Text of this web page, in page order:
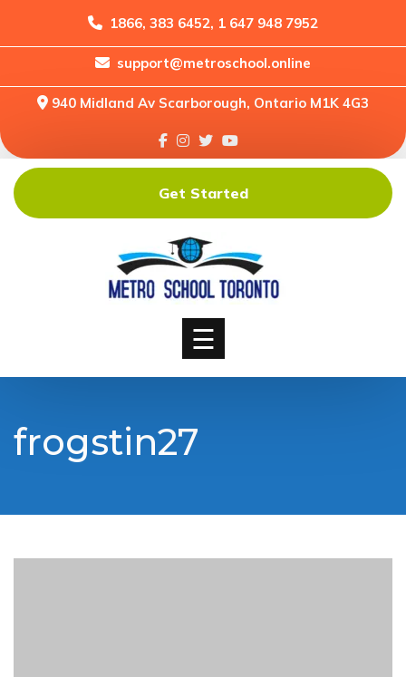
1866, 383 6452, 1 647 948 7952
support@metroschool.online
940 Midland Av Scarborough, Ontario M1K 4G3
Home
Forums
Downloads
Shop
☰
Get Started
frogstin27